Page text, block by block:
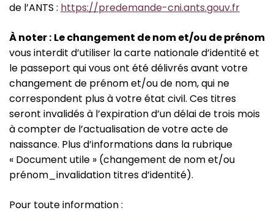
de l’ANTS : https://predemande-cni.ants.gouv.fr
Ànoter : Le changement de nom et/ou de prénom
vous interdit d’utiliser la carte nationale d’identité et
le passeport qui vous ont été délivrés avant votre
changement de prénom et/ou de nom, qui ne
correspondent plus à votre état civil. Ces titres
seront invalidés à l’expiration d’un délai de trois mois
à compter de l’actualisation de votre acte de
naissance. Plus d’informations dans la rubrique
« Document utile » (changement de nom et/ou
prénom_invalidation titres d’identité).
Pour toute information :